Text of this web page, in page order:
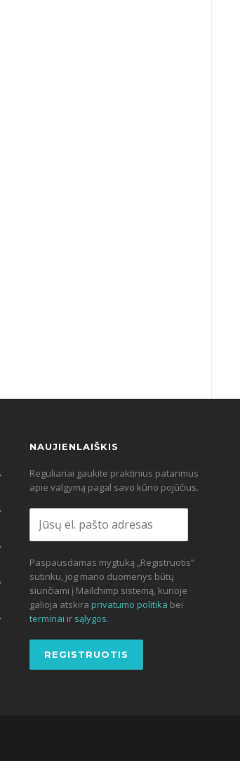
NAUJIENLAIŠKIS
Reguliariai gaukite praktinius patarimus
apie valgymą pagal savo kūno pojūčius.
Paspausdamas mygtuką „Registruotis“
sutinku, jog mano duomenys būtų
siunčiami į Mailchimp sistemą, kurioje
galioja atskira privatumo politika bei
terminai ir sąlygos.